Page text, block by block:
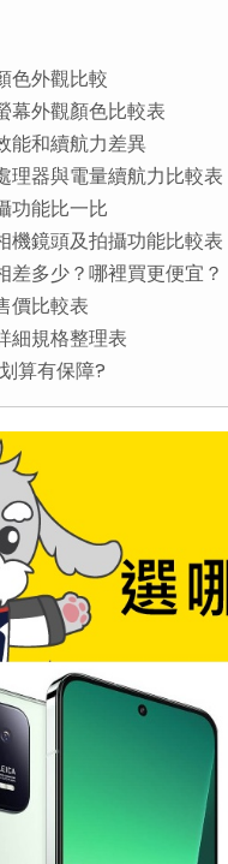
色外觀比較
幕外觀顏色比較表
能和續航力差異
理器與電量續航力比較表
功能比一比
機鏡頭及拍攝功能比較表
差多少？哪裡買更便宜？
價比較表
細規格整理表
算有保障?